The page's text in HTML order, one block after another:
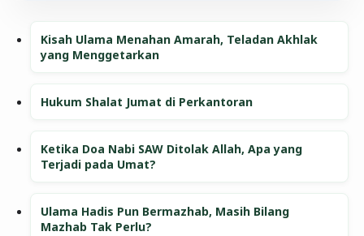
Kisah Ulama Menahan Amarah, Teladan Akhlak
yang Menggetarkan
Hukum Shalat Jumat di Perkantoran
Ketika Doa Nabi SAW Ditolak Allah, Apa yang
Terjadi pada Umat?
Ulama Hadis Pun Bermazhab, Masih Bilang
Mazhab Tak Perlu?